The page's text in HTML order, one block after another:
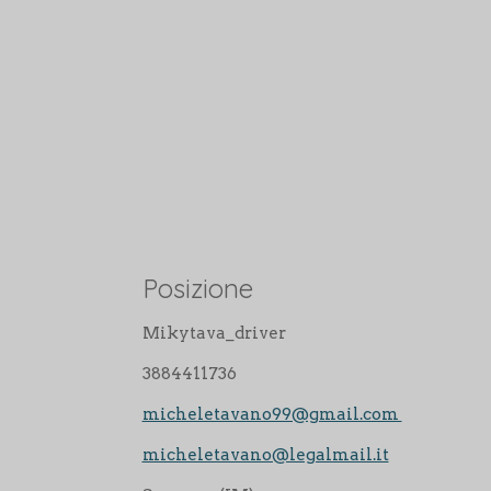
Posizione
Mikytava_driver
3884411736
micheletavano99@gmail.com
micheletavano@legalmail.it